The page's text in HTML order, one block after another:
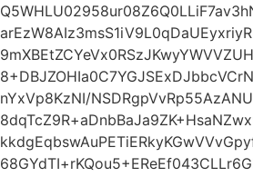
nYxVp8KzNI/